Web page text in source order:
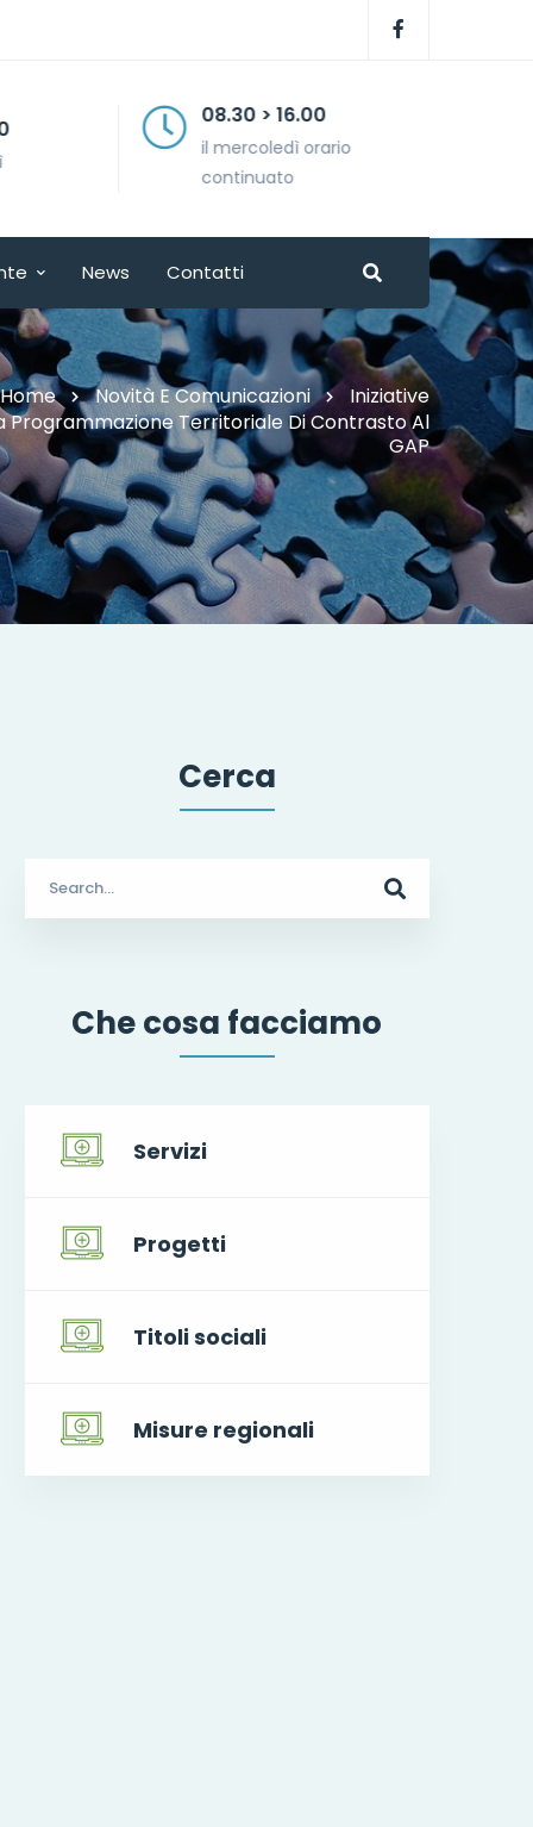
08.30 > 16.00
il mercoledì orario
continuato
News Contatti
Home Novità E Comunicazioni
Iniziative
Programmazione Territoriale Di Contrasto Al
GAP
Cerca
for:
Che cosa facciamo
Servizi
Progetti
Titoli sociali
Misure regionali